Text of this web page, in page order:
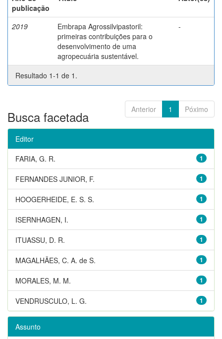
publicação
2019
Embrapa Agrossilvipastoril:
primeiras contribuições para o
desenvolvimento de uma
agropecuária sustentável.
-
Resultado 1-1 de 1.
Anterior 1 Póximo
Busca facetada
Editor
1
FARIA, G. R.
1
FERNANDES JUNIOR, F.
1
HOOGERHEIDE, E. S. S.
1
ISERNHAGEN, I.
1
ITUASSU, D. R.
1
MAGALHÃES, C. A. de S.
1
MORALES, M. M.
1
VENDRUSCULO, L. G.
Assunto